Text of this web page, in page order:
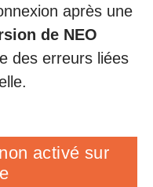
après une
de NEO
des erreurs liées
activé sur